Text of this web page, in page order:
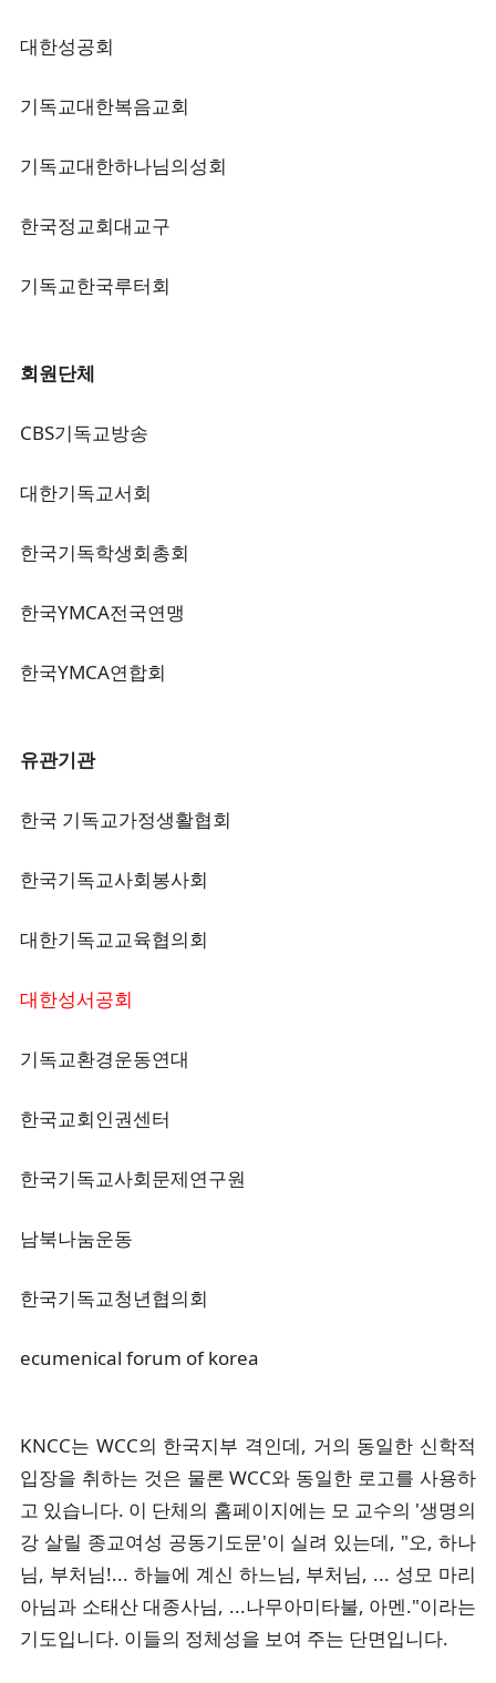
대한성공회
기독교대한복음교회
기독교대한하나님의성회
한국정교회대교구
기독교한국루터회
회원단체
CBS기독교방송
대한기독교서회
한국기독학생회총회
한국YMCA전국연맹
한국YMCA연합회
유관기관
한국 기독교가정생활협회
한국기독교사회봉사회
대한기독교교육협의회
대한성서공회
기독교환경운동연대
한국교회인권센터
한국기독교사회문제연구원
남북나눔운동
한국기독교청년협의회
ecumenical forum of korea
KNCC는 WCC의 한국지부 격인데, 거의 동일한 신학적
입장을 취하는 것은 물론 WCC와 동일한 로고를 사용하
고 있습니다. 이 단체의 홈페이지에는 모 교수의 '생명의
강 살릴 종교여성 공동기도문'이 실려 있는데, "오, 하나
님, 부처님!... 하늘에 계신 하느님, 부처님, ... 성모 마리
아님과 소태산 대종사님, ...나무아미타불, 아멘."이라는
기도입니다. 이들의 정체성을 보여 주는 단면입니다.